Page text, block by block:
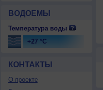
ВОДОЕМЫ
Температура воды
+27 °C
КОНТАКТЫ
О проекте